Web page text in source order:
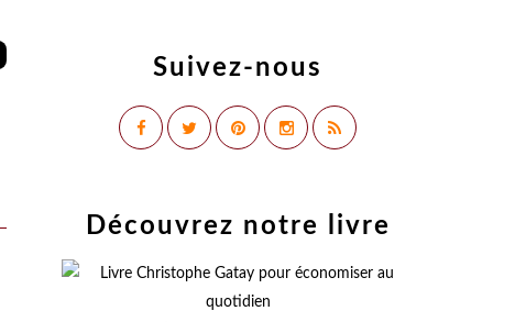
Suivez-nous
Découvrez notre livre